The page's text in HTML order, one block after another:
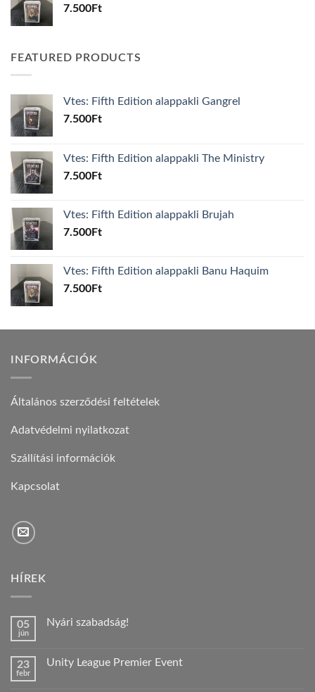
7.500Ft
FEATURED PRODUCTS
Vtes: Fifth Edition alappakli Gangrel
7.500Ft
Vtes: Fifth Edition alappakli The Ministry
7.500Ft
Vtes: Fifth Edition alappakli Brujah
7.500Ft
Vtes: Fifth Edition alappakli Banu Haquim
7.500Ft
INFORMÁCIÓK
Általános szerződési feltételek
Adatvédelmi nyilatkozat
Szállítási információk
Kapcsolat
HÍREK
05
jún
Nyári szabadság!
Nyári
23
febr
Unity League Premier Event